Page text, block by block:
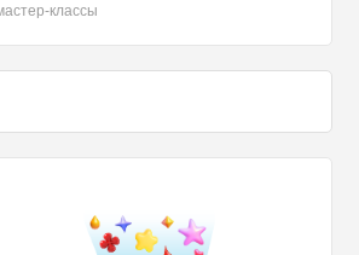
КОНЦЕРТЫ
Так звучит Якутия.
классы